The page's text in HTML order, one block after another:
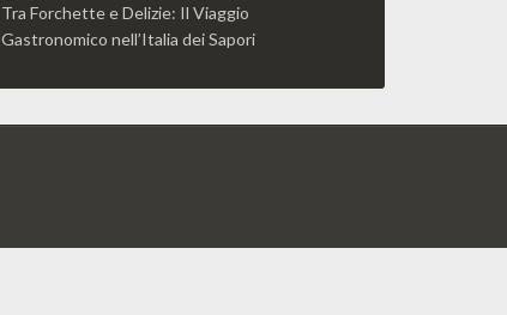
Tra Forchette e Delizie: Il Viaggio
Gastronomico nell’Italia dei Sapori